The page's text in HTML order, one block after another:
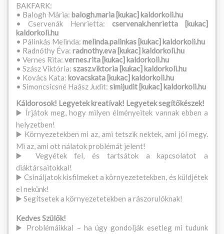
BAKFARK:
• Balogh Mária: balogh.maria [kukac] kaldorkoli.hu
• Cservenák Henrietta: cservenak.henrietta [kukac]
kaldorkoli.hu
• Pálinkás Melinda: melinda.palinkas [kukac] kaldorkoli.hu
• Radnóthy Éva: radnothy.eva [kukac] kaldorkoli.hu
• Vernes Rita: vernes.rita [kukac] kaldorkoli.hu
• Szász Viktória: szasz.viktoria [kukac] kaldorkoli.hu
• Kovács Kata: kovacskata [kukac] kaldorkoli.hu
• Simoncsicsné Haász Judit: simijudit [kukac] kaldorkoli.hu
Káldorosok! Legyetek kreatívak! Legyetek segítőkészek!
▶️ Írjátok meg, hogy milyen élményeitek vannak ebben a
helyzetben!
▶️ Környezetekben mi az, ami tetszik nektek, ami jól megy.
Mi az, ami ott nálatok problémát jelent!
▶️ Vegyétek fel, és tartsátok a kapcsolatot a
diáktársaitokkal!
▶️ Csináljatok kisfilmeket a környezetetekben, és küldjétek
el nekünk!
▶️ Segítsetek a környezetetekben a rászorulóknak!
Kedves Szülők!
▶️ Problémáikkal – ha úgy gondolják esetleg mi tudunk